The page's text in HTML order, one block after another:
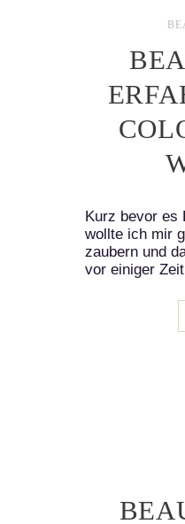
Kurz bevor es
wollte ich mir
zaubern und
vor einiger